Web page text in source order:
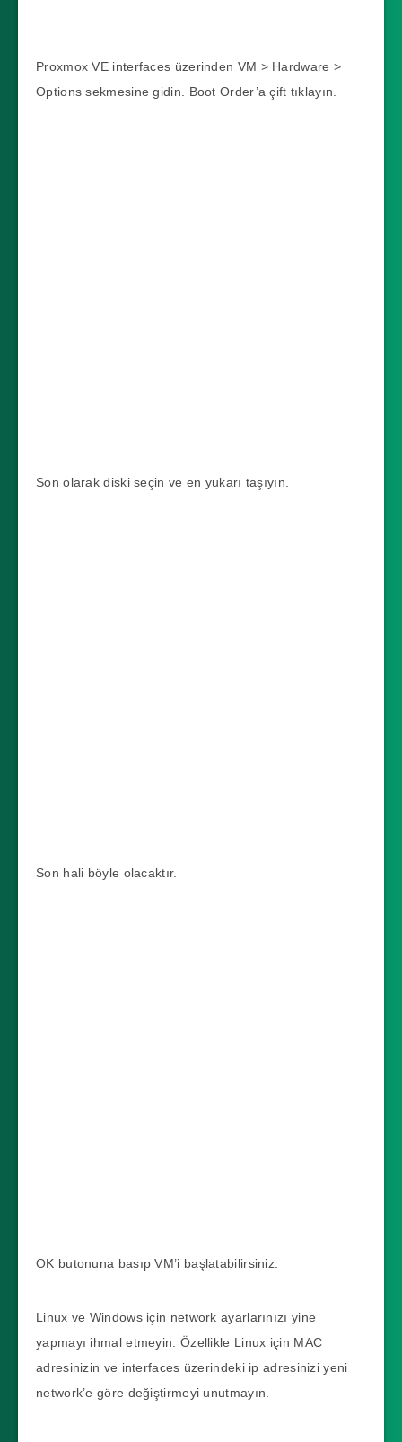
Proxmox VE interfaces üzerinden VM > Hardware >
Options sekmesine gidin. Boot Order’a çift tıklayın.
Son olarak diski seçin ve en yukarı taşıyın.
Son hali böyle olacaktır.
OK butonuna basıp VM’i başlatabilirsiniz.
Linux ve Windows için network ayarlarınızı yine
yapmayı ihmal etmeyin. Özellikle Linux için MAC
adresinizin ve interfaces üzerindeki ip adresinizi yeni
network’e göre değiştirmeyi unutmayın.